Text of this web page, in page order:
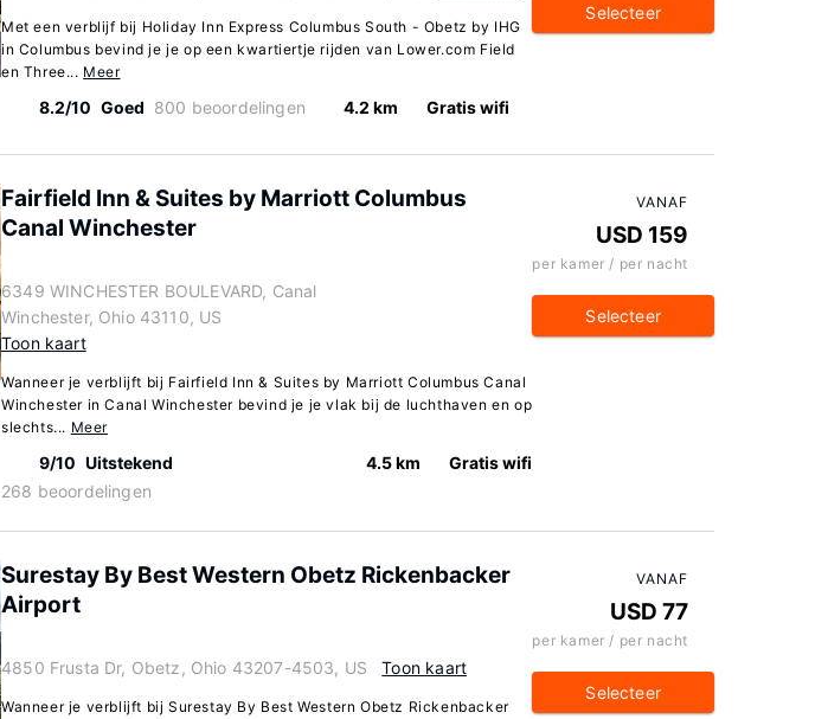
Met een verblijf bij Holiday Inn Express Columbus South - Obetz by IHG
in Columbus bevind je je op een kwartiertje rijden van Lower.com Field
en Three... Meer
8.2/10 Goed 800 beoordelingen 4.2 km Gratis wifi
Selecteer
Fairfield Inn & Suites by Marriott Columbus
Canal Winchester
6349 WINCHESTER BOULEVARD, Canal
Winchester, Ohio 43110, US
Toon kaart
Wanneer je verblijft bij Fairfield Inn & Suites by Marriott Columbus Canal
Winchester in Canal Winchester bevind je je vlak bij de luchthaven en op
slechts... Meer
9/10 Uitstekend
268 beoordelingen
4.5 km Gratis wifi
VANAF
USD 159
per kamer / per nacht
Selecteer
Surestay By Best Western Obetz Rickenbacker
Airport
4850 Frusta Dr, Obetz, Ohio 43207-4503, US Toon kaart
Wanneer je verblijft bij Surestay By Best Western Obetz Rickenbacker
VANAF
USD 77
per kamer / per nacht
Selecteer